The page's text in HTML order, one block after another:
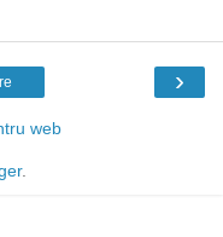
›
web
.